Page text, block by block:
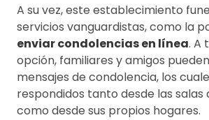
A su vez, este establecimiento
servicios vanguardistas, como la
enviar condolencias en línea. A
opción, familiares y amigos
mensajes de condolencia, los
respondidos tanto desde las
como desde sus propios hogares.